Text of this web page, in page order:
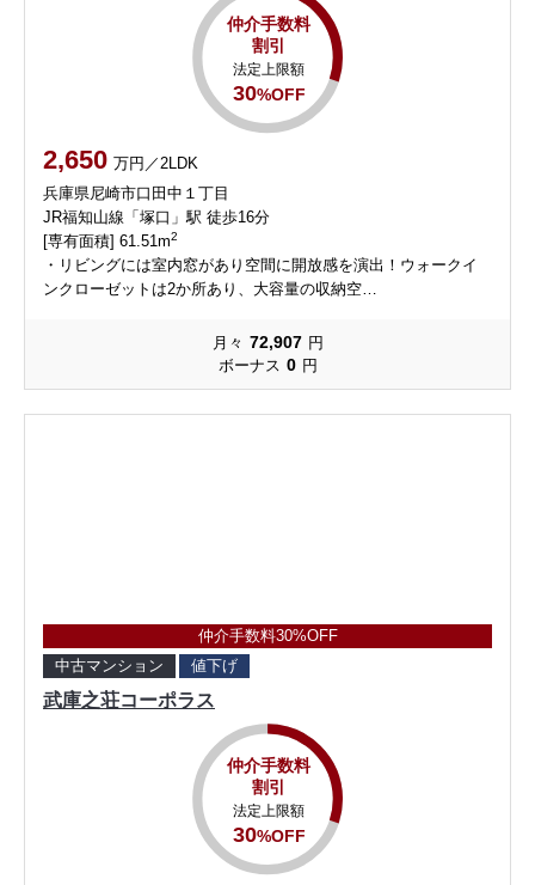
仲介手数料
割引
法定上限額
30%OFF
2,650 万円／2LDK
兵庫県尼崎市口田中１丁目
JR福知山線「塚口」駅 徒歩16分
[専有面積] 61.51m2
・リビングには室内窓があり空間に開放感を演出！ウォークイ
ンクローゼットは2か所あり、大容量の収納空…
月々 72,907 円
ボーナス 0 円
仲介手数料30%OFF
中古マンション
値下げ
武庫之荘コーポラス
仲介手数料
割引
法定上限額
30%OFF